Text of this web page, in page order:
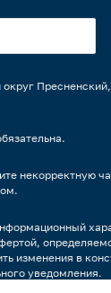
некорректную
изменения в
уведомления.